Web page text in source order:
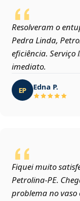
Resolveram o
Pedra Linda,
eficiência.
imediato.
EP Edna P.
Fiquei muito
Petrolina‑PE.
problema no vaso